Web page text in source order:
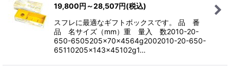
19,800円 ～28,507円(税込)
スフレに最適なギフトボックスです。 品 番
品 名サイズ（mm）重 量入 数2010-20-
650-6505205×70×4564g2002010-20-650-
65110205×143×45102g1…